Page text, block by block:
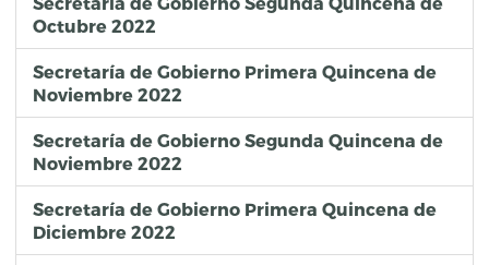
Octubre 2022
Secretaría de Gobierno Primera Quincena de
Noviembre 2022
Secretaría de Gobierno Segunda Quincena de
Noviembre 2022
Secretaría de Gobierno Primera Quincena de
Diciembre 2022